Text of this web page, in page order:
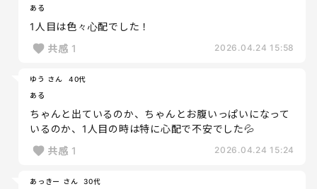
ある
1人目は色々心配でした！
共感 1 2026.04.24 15:58
ゆう さん
40代
ある
ちゃんと出ているのか、ちゃんとお腹いっぱいになって
いるのか、1人目の時は特に心配で不安でした💦
共感 1 2026.04.24 15:24
あっきー さん
30代